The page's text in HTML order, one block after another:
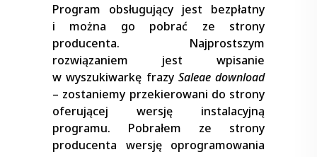
Program obsługujący jest bezpłatny
i można go pobrać ze strony
producenta. Najprostszym
rozwiązaniem jest wpisanie
w wyszukiwarkę frazy Saleae download
– zostaniemy przekierowani do strony
oferującej wersję instalacyjną
programu. Pobrałem ze strony
producenta wersję oprogramowania